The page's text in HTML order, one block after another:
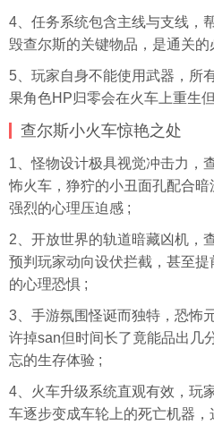
4、任务系统包含主线与支线，
毁查尔斯的关键物品，是通关的
5、玩家自身不能使用武器，所
果角色HP归零会在火车上重生
查尔斯小火车惊艳之处
1、怪物设计极具视觉冲击力，
怖火车，狰狞的小丑面孔配合
强烈的心理压迫感 ;
2、开放世界的轨道暗藏凶机，
预判玩家动向设伏拦截，甚至
的心理恐惧 ;
3、手游氛围怪诞而独特，恐怖
许掉san但时间长了竟能品出几
忘的生存体验 ;
4、火车升级系统直观有效，玩
车逐步变成车轮上的死亡机器